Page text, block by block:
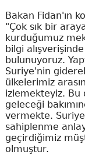
Bakan Fidan'ın
"Çok sık bir
kurduğumuz
bilgi
bulunuyoruz.
Suriye'nin
ülkelerimiz
izlemekteyiz. Bu
geleceği
vermekte.
sahiplenme
geçirdiğimiz
olmuştur.